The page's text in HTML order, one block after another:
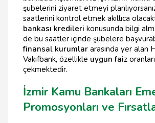
şubelerini ziyaret etmeyi
saatlerini kontrol etmek akıllıca
bankası kredileri konusunda bilgi
de bu saatler içinde şubelere
finansal kurumlar arasında yer alan
Vakıfbank, özellikle uygun faiz
çekmektedir.
İzmir Kamu Bankaları
Promosyonları ve